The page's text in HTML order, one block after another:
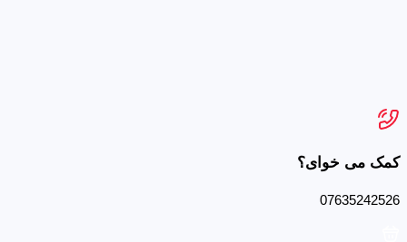
کمک می خوای؟
07635242526